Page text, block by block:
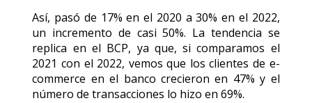
Así, pasó de 17% en el 2020 a 30% en el 2022,
un incremento de casi 50%. La tendencia se
replica en el BCP, ya que, si comparamos el
2021 con el 2022, vemos que los clientes de e-
commerce en el banco crecieron en 47% y el
número de transacciones lo hizo en 69%.